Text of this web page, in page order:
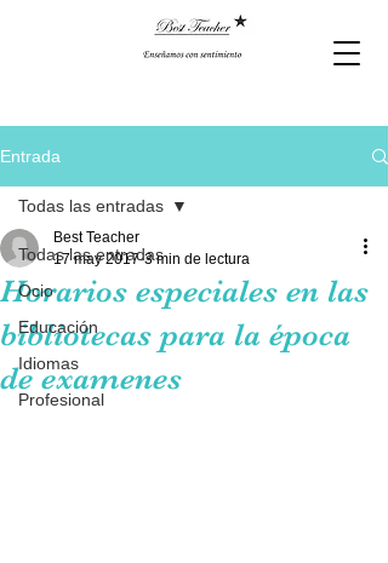
Entrada
Todas las entradas
Ocio
Educación
Idiomas
Profesional
Todas las entradas
Horarios especiales en las
bibliotecas para la época
de examenes
Best Teacher
17 may 2017 3 min de lectura